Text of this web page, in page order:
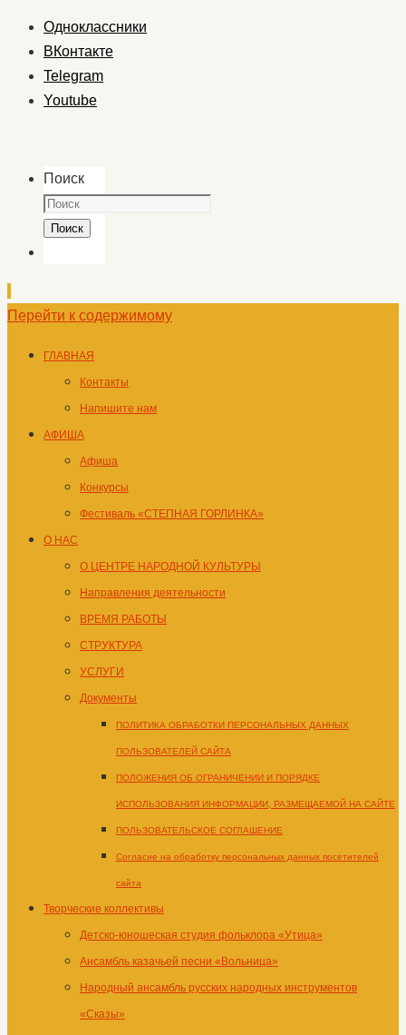
Одноклассники
ВКонтакте
Telegram
Youtube
Поиск
Поиск
Перейти к содержимому
ГЛАВНАЯ
Контакты
Напишите нам
АФИША
Афиша
Конкурсы
Фестиваль «СТЕПНАЯ ГОРЛИНКА»
О НАС
О ЦЕНТРЕ НАРОДНОЙ КУЛЬТУРЫ
Направления деятельности
ВРЕМЯ РАБОТЫ
СТРУКТУРА
УСЛУГИ
Документы
ПОЛИТИКА ОБРАБОТКИ ПЕРСОНАЛЬНЫХ ДАННЫХ
ПОЛЬЗОВАТЕЛЕЙ САЙТА
ПОЛОЖЕНИЯ ОБ ОГРАНИЧЕНИИ И ПОРЯДКЕ
ИСПОЛЬЗОВАНИЯ ИНФОРМАЦИИ, РАЗМЕЩАЕМОЙ НА САЙТЕ
ПОЛЬЗОВАТЕЛЬСКОЕ СОГЛАШЕНИЕ
Согласие на обработку персональных данных посетителей
сайта
Творческие коллективы
Детско-юношеская студия фольклора «Утица»
Ансамбль казачьей песни «Вольница»
Народный ансамбль русских народных инструментов
«Сказы»